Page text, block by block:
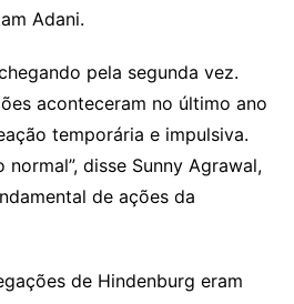
Adani.
pela segunda vez.
aconteceram no último ano
temporária e impulsiva.
disse Sunny Agrawal,
de ações da
de Hindenburg eram